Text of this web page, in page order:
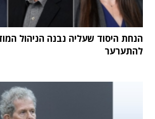
הנחת היסוד שעליה נבנה הניהול
להתערער